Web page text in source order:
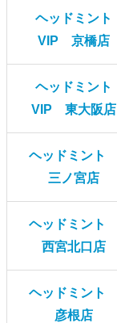
ヘッドミント
VIP 京橋店
ヘッドミント
VIP 東大阪店
ヘッドミント
三ノ宮店
ヘッドミント
西宮北口店
ヘッドミント
彦根店